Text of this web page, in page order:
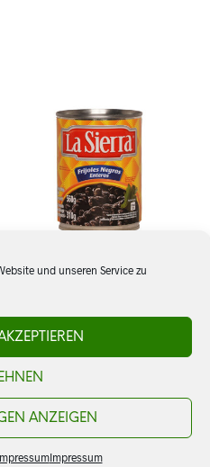
und unseren Service zu
ANZEIGEN
Impressum
Sierra
CHF4.80